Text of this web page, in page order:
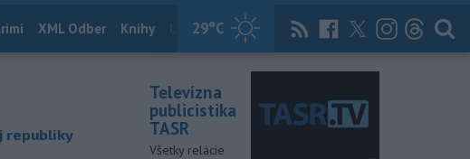
29°C
XML Odber Knihy Útulkovo Magazín News Now Archív
republiky
Televízna
publicistika
TASR
Všetky relácie